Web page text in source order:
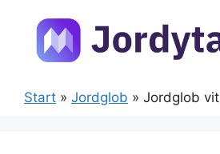
content
Start » Jordglob » Jordglob vit